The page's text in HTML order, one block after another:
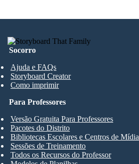
Socorro
Ajuda e FAQs
Storyboard Creator
Como imprimir
Para Professores
Versão Gratuita Para Professores
Pacotes do Distrito
Bibliotecas Escolares e Centros de Mídia
Sessões de Treinamento
Todos os Recursos do Professor